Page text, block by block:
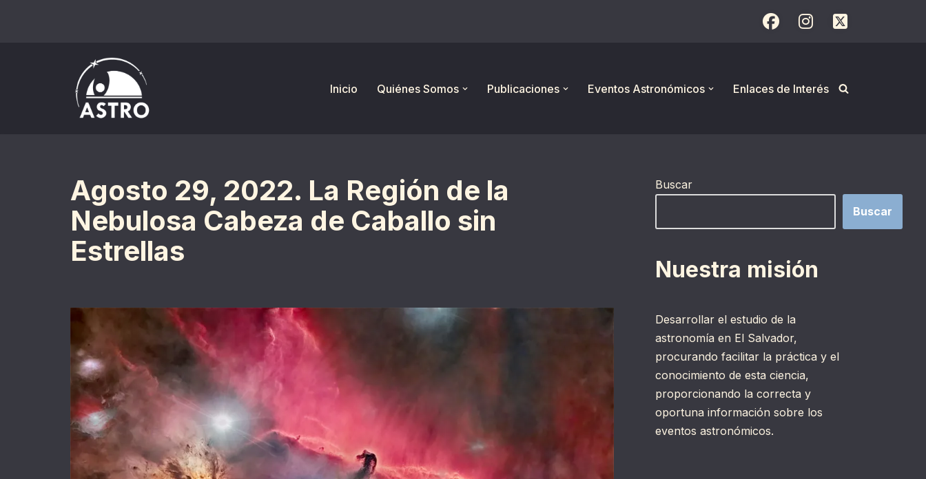
Inicio
Quiénes Somos Publicaciones Eventos Astronómicos Enlaces de Interés
Agosto 29, 2022. La Región de la
Nebulosa Cabeza de Caballo sin
Estrellas
Buscar
Buscar
Nuestra misión
Desarrollar el estudio de la
astronomía en El Salvador,
procurando facilitar la práctica y el
conocimiento de esta ciencia,
proporcionando la correcta y
oportuna información sobre los
eventos astronómicos.